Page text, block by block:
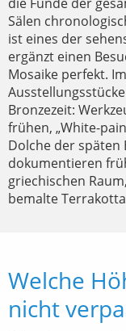
Sälen
ist eines der
ergänzt einen
Mosaike perfekt. Im
Bronzezeit:
frühen, „White-
Dolche der späten
dokumentieren
griechischen
bemalte
Welche
nicht